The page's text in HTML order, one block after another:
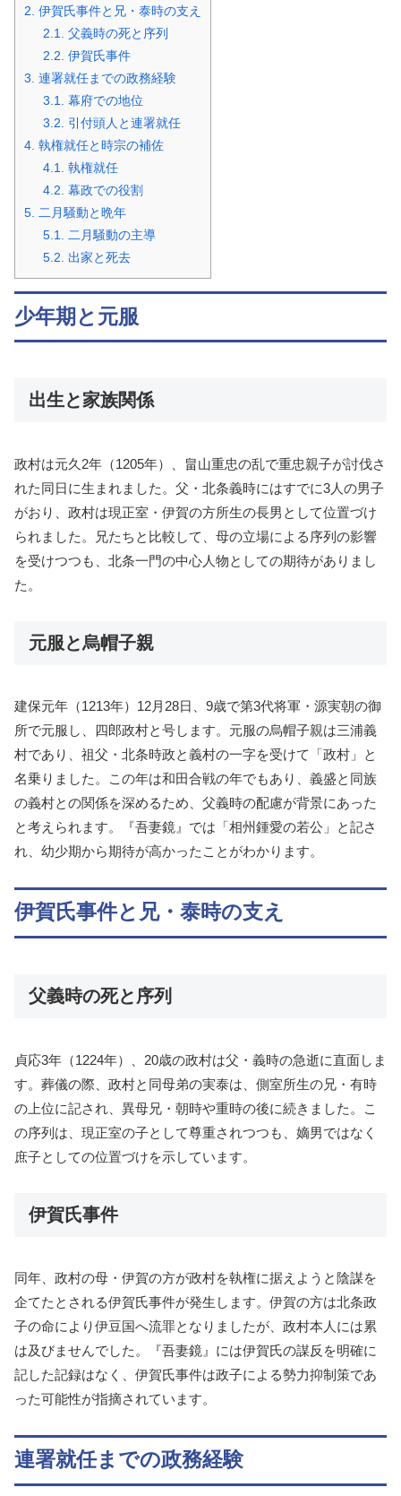
2. 伊賀氏事件と兄・泰時の支え
2.1. 父義時の死と序列
2.2. 伊賀氏事件
3. 連署就任までの政務経験
3.1. 幕府での地位
3.2. 引付頭人と連署就任
4. 執権就任と時宗の補佐
4.1. 執権就任
4.2. 幕政での役割
5. 二月騒動と晩年
5.1. 二月騒動の主導
5.2. 出家と死去
少年期と元服
出生と家族関係
政村は元久2年（1205年）、畠山重忠の乱で重忠親子が討伐さ
れた同日に生まれました。父・北条義時にはすでに3人の男子
がおり、政村は現正室・伊賀の方所生の長男として位置づけ
られました。兄たちと比較して、母の立場による序列の影響
を受けつつも、北条一門の中心人物としての期待がありまし
た。
元服と烏帽子親
建保元年（1213年）12月28日、9歳で第3代将軍・源実朝の御
所で元服し、四郎政村と号します。元服の烏帽子親は三浦義
村であり、祖父・北条時政と義村の一字を受けて「政村」と
名乗りました。この年は和田合戦の年でもあり、義盛と同族
の義村との関係を深めるため、父義時の配慮が背景にあった
と考えられます。『吾妻鏡』では「相州鍾愛の若公」と記さ
れ、幼少期から期待が高かったことがわかります。
伊賀氏事件と兄・泰時の支え
父義時の死と序列
貞応3年（1224年）、20歳の政村は父・義時の急逝に直面しま
す。葬儀の際、政村と同母弟の実泰は、側室所生の兄・有時
の上位に記され、異母兄・朝時や重時の後に続きました。こ
の序列は、現正室の子として尊重されつつも、嫡男ではなく
庶子としての位置づけを示しています。
伊賀氏事件
同年、政村の母・伊賀の方が政村を執権に据えようと陰謀を
企てたとされる伊賀氏事件が発生します。伊賀の方は北条政
子の命により伊豆国へ流罪となりましたが、政村本人には累
は及びませんでした。『吾妻鏡』には伊賀氏の謀反を明確に
記した記録はなく、伊賀氏事件は政子による勢力抑制策であ
った可能性が指摘されています。
連署就任までの政務経験